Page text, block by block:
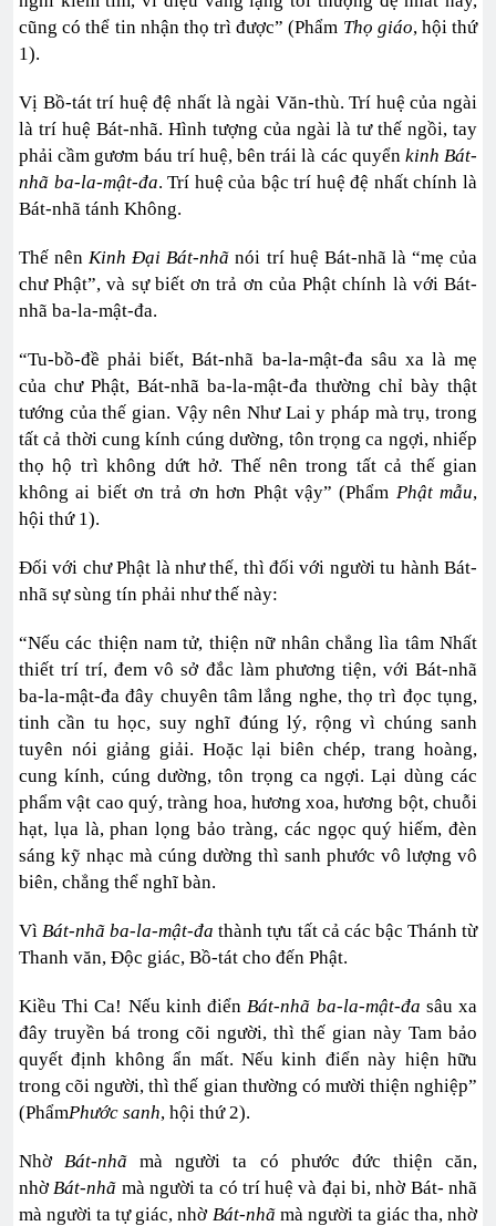
cũng có thể tin nhận thọ trì được” (Phẩm Thọ giáo, hội thứ
1).
Vị Bồ-tát trí huệ đệ nhất là ngài Văn-thù. Trí huệ của ngài
là trí huệ Bát-nhã. Hình tượng của ngài là tư thế ngồi, tay
phải cầm gươm báu trí huệ, bên trái là các quyển kinh Bát-
nhã ba-la-mật-đa. Trí huệ của bậc trí huệ đệ nhất chính là
Bát-nhã tánh Không.
Thế nênKinh Đại Bát-nhãnói trí huệ Bát-nhã là “mẹ của
chư Phật”, và sự biết ơn trả ơn của Phật chính là với Bát-
nhã ba-la-mật-đa.
“Tu-bồ-đề phải biết, Bát-nhã ba-la-mật-đa sâu xa là mẹ
của chư Phật, Bát-nhã ba-la-mật-đa thường chỉ bày thật
tướng của thế gian. Vậy nên Như Lai y pháp mà trụ, trong
tất cả thời cung kính cúng dường, tôn trọng ca ngợi, nhiếp
thọ hộ trì không dứt hở. Thế nên trong tất cả thế gian
không ai biết ơn trả ơn hơn Phật vậy” (Phẩm Phật mẫu,
hội thứ 1).
Đối với chư Phật là như thế, thì đối với người tu hành Bát-
nhã sự sùng tín phải như thế này:
“Nếu các thiện nam tử, thiện nữ nhân chẳng lìa tâm Nhất
thiết trí trí, đem vô sở đắc làm phương tiện, với Bát-nhã
ba-la-mật-đa đây chuyên tâm lắng nghe, thọ trì đọc tụng,
tinh cần tu học, suy nghĩ đúng lý, rộng vì chúng sanh
tuyên nói giảng giải. Hoặc lại biên chép, trang hoàng,
cung kính, cúng dường, tôn trọng ca ngợi. Lại dùng các
phẩm vật cao quý, tràng hoa, hương xoa, hương bột, chuỗi
hạt, lụa là, phan lọng bảo tràng, các ngọc quý hiếm, đèn
sáng kỹ nhạc mà cúng dường thì sanh phước vô lượng vô
biên, chẳng thể nghĩ bàn.
VìBát-nhã ba-la-mật-đathành tựu tất cả các bậc Thánh từ
Thanh văn, Độc giác, Bồ-tát cho đến Phật.
Kiều Thi Ca! Nếu kinh điểnBát-nhã ba-la-mật-đa sâu xa
đây truyền bá trong cõi người, thì thế gian này Tam bảo
quyết định không ẩn mất. Nếu kinh điển này hiện hữu
trong cõi người, thì thế gian thường có mười thiện nghiệp”
(PhẩmPhước sanh, hội thứ 2).
NhờBát-nhãmà người ta có phước đức thiện căn,
nhờBát-nhã mà người ta có trí huệ và đại bi, nhờ Bát- nhã
mà người ta tự giác, nhờ Bát-nhã mà người ta giác tha, nhờ